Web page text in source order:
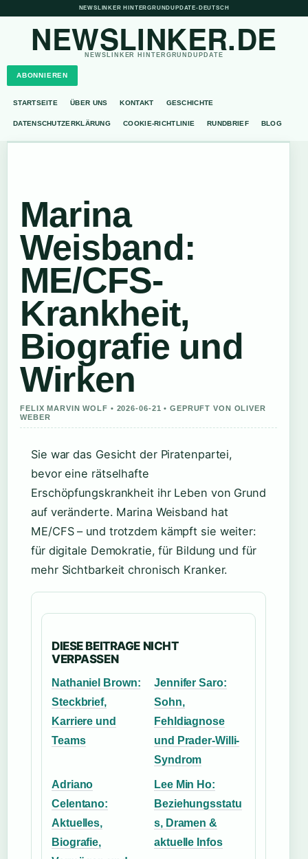
NEWSLINKER HINTERGRUNDUPDATE• DEUTSCH
NEWSLINKER.DE
NEWSLINKER HINTERGRUNDUPDATE
ABONNIEREN
STARTSEITE ÜBER UNS KONTAKT GESCHICHTE
DATENSCHUTZERKLÄRUNG COOKIE-RICHTLINIE RUNDBRIEF BLOG
Marina
Weisband:
ME/CFS-
Krankheit,
Biografie und
Wirken
FELIX MARVIN WOLF • 2026-06-21 • GEPRUFT VON OLIVER
WEBER
Sie war das Gesicht der Piratenpartei,
bevor eine rätselhafte
Erschöpfungskrankheit ihr Leben von Grund
auf veränderte. Marina Weisband hat
ME/CFS – und trotzdem kämpft sie weiter:
für digitale Demokratie, für Bildung und für
mehr Sichtbarkeit chronisch Kranker.
DIESE BEITRAGE NICHT
VERPASSEN
Nathaniel Brown:
Steckbrief,
Karriere und
Teams
Jennifer Saro:
Sohn,
Fehldiagnose
und Prader-Willi-
Syndrom
Adriano
Celentano:
Aktuelles,
Biografie,
Lee Min Ho:
Beziehungsstatu
s, Dramen &
aktuelle Infos